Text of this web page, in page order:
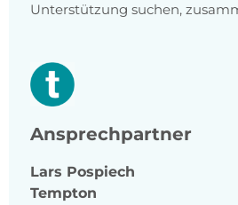
Unterstützung suchen,
Ansprechpartner
Lars Pospiech
Tempton